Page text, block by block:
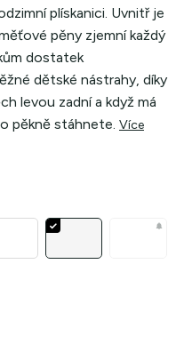
plískanici. Uvnitř je
pěny zjemní každý
dostatek
dětské nástrahy, díky
levou zadní a když má
pěkně stáhnete. Více